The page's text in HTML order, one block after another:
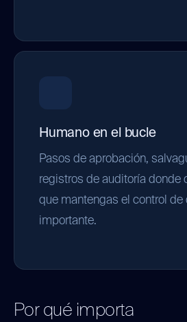
Humano en el bucle
Pasos de aprobación,
registros de auditoría donde
que mantengas el control
importante.
Por qué importa